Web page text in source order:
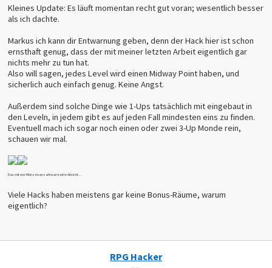
Kleines Update: Es läuft momentan recht gut voran; wesentlich besser
als ich dachte.
Markus ich kann dir Entwarnung geben, denn der Hack hier ist schon
ernsthaft genug, dass der mit meiner letzten Arbeit eigentlich gar
nichts mehr zu tun hat.
Also will sagen, jedes Level wird einen Midway Point haben, und
sicherlich auch einfach genug. Keine Angst.
Außerdem sind solche Dinge wie 1-Ups tatsächlich mit eingebaut in
den Leveln, in jedem gibt es auf jeden Fall mindesten eins zu finden.
Eventuell mach ich sogar noch einen oder zwei 3-Up Monde rein,
schauen wir mal.
Das mit der Münzenanzahl war keine Absicht...
Viele Hacks haben meistens gar keine Bonus-Räume, warum
eigentlich?
RPG Hacker